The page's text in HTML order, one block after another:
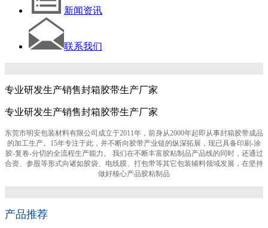
新闻资讯
联系我们
专业研发生产销售封箱胶带生产厂家
专业研发生产销售封箱胶带生产厂家
东莞市明安包装材料有限公司成立于2011年，前身从2000年起即从事封箱胶带成品
的加工生产。15年专注于此，并不断向胶带产业链的纵深拓展，现已具备印刷-涂
胶-复卷-分切的全流程生产能力。 我们在不断丰富胶粘制品产品线的同时，还通过
合资、参股等形式向诸如胶袋、电线膜、打包带等其它包装辅料领域发展，在坚持
做好核心产品胶粘制品
产品推荐